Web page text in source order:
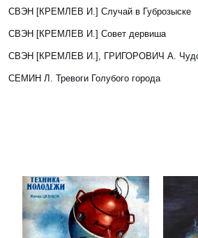
СВЭН [КРЕМЛЕВ И.] Случай в Губрозыске
СВЭН [КРЕМЛЕВ И.] Совет дервиша
СВЭН [КРЕМЛЕВ И.] , ГРИГОРОВИЧ А.
СЕМИН Л. Тревоги Голубого города